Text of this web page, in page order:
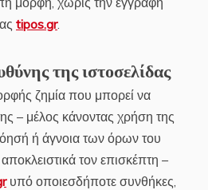
tipos.gr.
της ιστοσελίδας
ζημία που μπορεί να
– μέλος κάνοντας χρήση της
ή άγνοια των όρων του
τον επισκέπτη –
υπό οποιεσδήποτε συνθήκες,